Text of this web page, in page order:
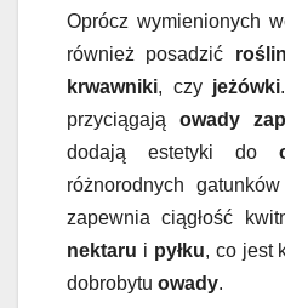
Oprócz wymienionych
również posadzić
krwawniki, czy jeżówki
przyciągają owady
dodają estetyki do
różnorodnych gatunków
zapewnia ciągłość
nektaru i pyłku, co jest
dobrobytu owady.